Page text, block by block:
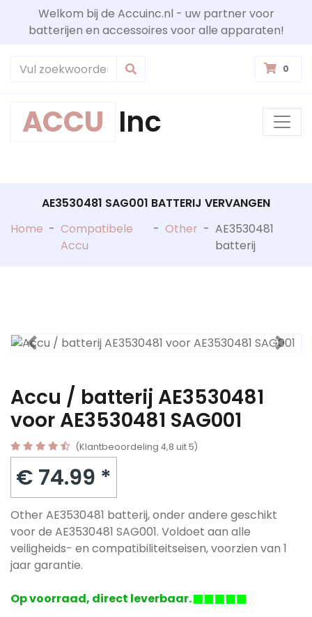
Welkom bij de Accuinc.nl - uw partner voor
batterijen en accessoires voor alle apparaten!
0
ACCU Inc
AE3530481 SAG001 BATTERIJ VERVANGEN
Home - Compatibele
Accu
- Other - AE3530481
batterij
Accu / batterij AE3530481
voor AE3530481 SAG001
(Klantbeoordeling 4,8 uit 5)
€ 74.99 *
Other AE3530481 batterij, onder andere geschikt
voor de AE3530481 SAG001. Voldoet aan alle
veiligheids- en compatibiliteitseisen, voorzien van 1
jaar garantie.
Op voorraad, direct leverbaar.